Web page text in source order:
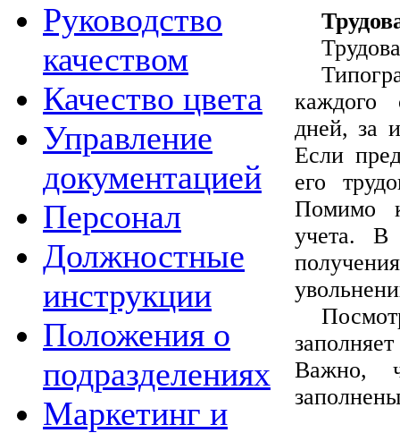
Руководство
качеством
Качество цвета
Управление
документацией
Персонал
Должностные
инструкции
Положения о
подразделениях
Маркетинг и
каждого
дней, за
Если
его
Помимо
учета. В
Важно,